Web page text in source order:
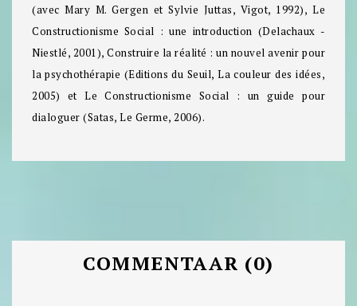
(avec Mary M. Gergen et Sylvie Juttas, Vigot, 1992), Le
Constructionisme Social : une introduction (Delachaux -
Niestlé, 2001), Construire la réalité : un nouvel avenir pour
la psychothérapie (Editions du Seuil, La couleur des idées,
2005) et Le Constructionisme Social : un guide pour
dialoguer (Satas, Le Germe, 2006).
COMMENTAAR (0)